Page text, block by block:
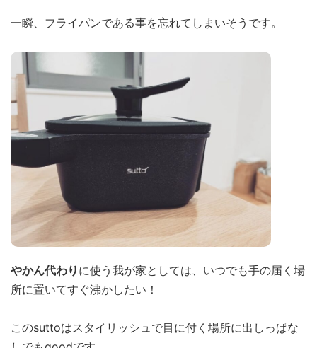
一瞬、フライパンである事を忘れてしまいそうです。
やかん代わり に使う我が家としては、いつでも手の届く場
所に置いてすぐ沸かしたい！
このsuttoはスタイリッシュで目に付く場所に出しっぱな